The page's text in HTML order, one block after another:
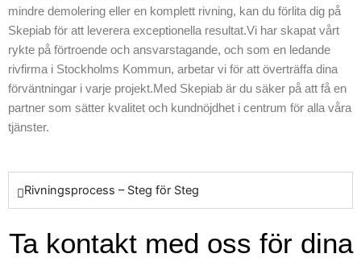
står i centrum. Vi
vet hur viktigt det
är att att anpassa
våra metoder efter
varje specifika
behov, och vi
Skepiab är
erkända för vår
och vårt
mindre demolering eller en komplett rivning, kan du förlita dig på
Skepiab för att leverera exceptionella resultat.Vi har skapat vårt
rykte på förtroende och ansvarstagande, och som en ledande
rivfirma i Stockholms Kommun, arbetar vi för att överträffa dina
förväntningar i varje projekt.Med Skepiab är du säker på att få en
partner som sätter kvalitet och kundnöjdhet i centrum för alla våra
tjänster.
Rivningsprocess – Steg för Steg
Ta kontakt med oss för dina